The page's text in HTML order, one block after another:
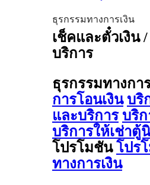
ธุรกรรมทางการเงิน
เช็คและตั๋วเงิน
บริการ
ธุรกรรมทางกา
การโอนเงิน บริ
และบริการ บริ
บริการให้เช่าตู้
โปรโมชัน โปร
ทางการเงิน